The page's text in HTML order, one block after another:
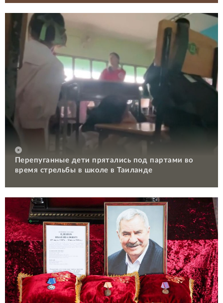
Перепуганные дети прятались под партами во
время стрельбы в школе в Таиланде